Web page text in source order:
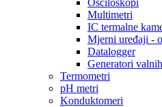
Osciloskopi
Multimetri
IC termalne
Mjerni uređaji -
Datalogger
Generatori
Termometri
pH metri
Konduktomeri